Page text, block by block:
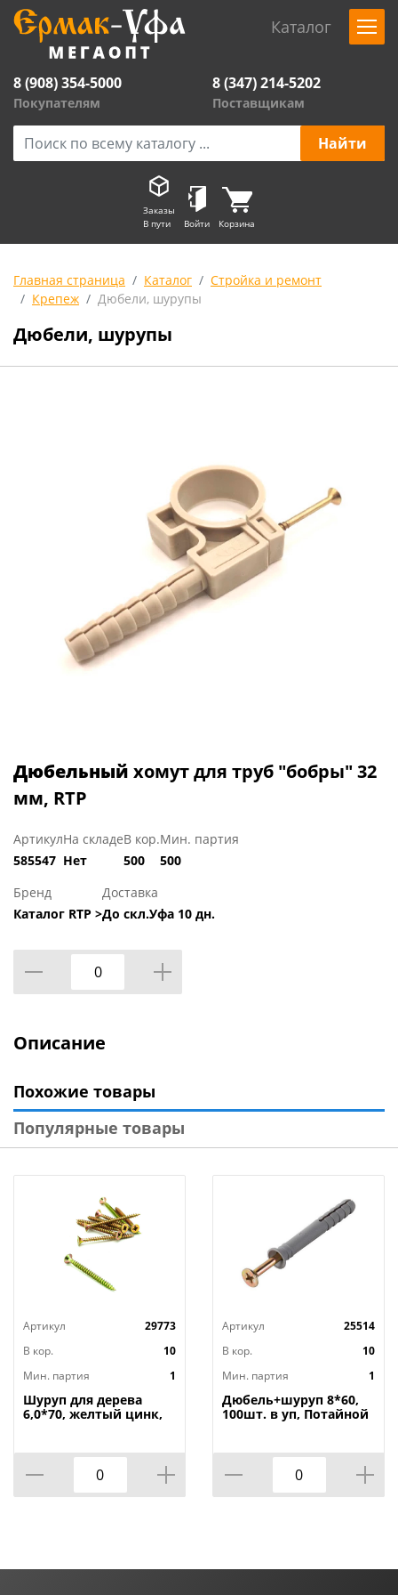
Каталог
8 (908) 354-5000
Покупателям
8 (347) 214-5202
Поставщикам
Заказы
В пути
Войти Корзина
Главная страница Каталог
Стройка и ремонт
Крепеж
Дюбели, шурупы
Дюбели, шурупы
Дюбельный хомут для труб "бобры" 32
мм, RTP
Артикул
585547
На складе
Нет
В кор.
500
Мин. партия
500
Бренд
Каталог RTP >
Доставка
До скл.Уфа 10 дн.
Описание
Похожие товары
Популярные товары
Артикул
29773
В кор.
10
Мин. партия
1
Шуруп для дерева
6,0*70, желтый цинк,
Артикул
25514
В кор.
10
Мин. партия
1
Дюбель+шуруп 8*60,
100шт. в уп, Потайной